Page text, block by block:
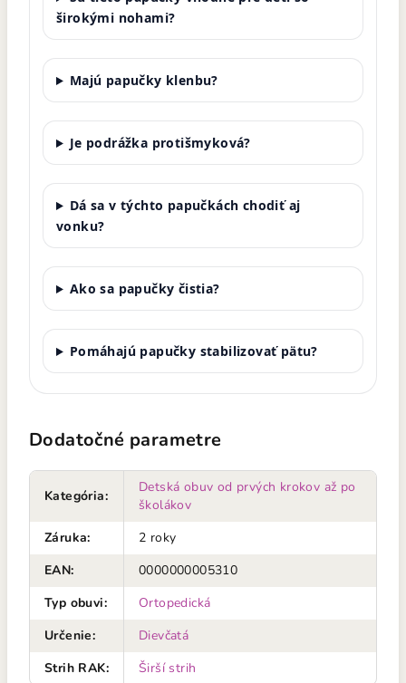
širokými nohami?
Majú papučky klenbu?
Je podrážka protišmyková?
Dá sa v týchto papučkách chodiť aj
vonku?
Ako sa papučky čistia?
Pomáhajú papučky stabilizovať pätu?
Dodatočné parametre
Kategória:
Detská obuv od prvých krokov až po
školákov
Záruka:
2 roky
EAN:
0000000005310
Typ obuvi:
Ortopedická
Určenie:
Dievčatá
Strih RAK: Širší strih